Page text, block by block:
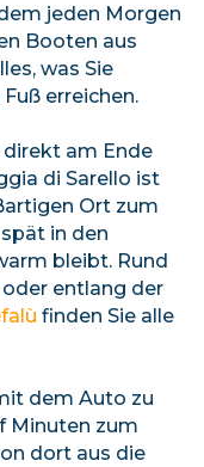
jeden Morgen
Booten aus
was Sie
erreichen.
am Ende
di Sarello ist
Ort zum
in den
bleibt. Rund
oder entlang der
finden Sie alle
dem Auto zu
Minuten zum
dort aus die